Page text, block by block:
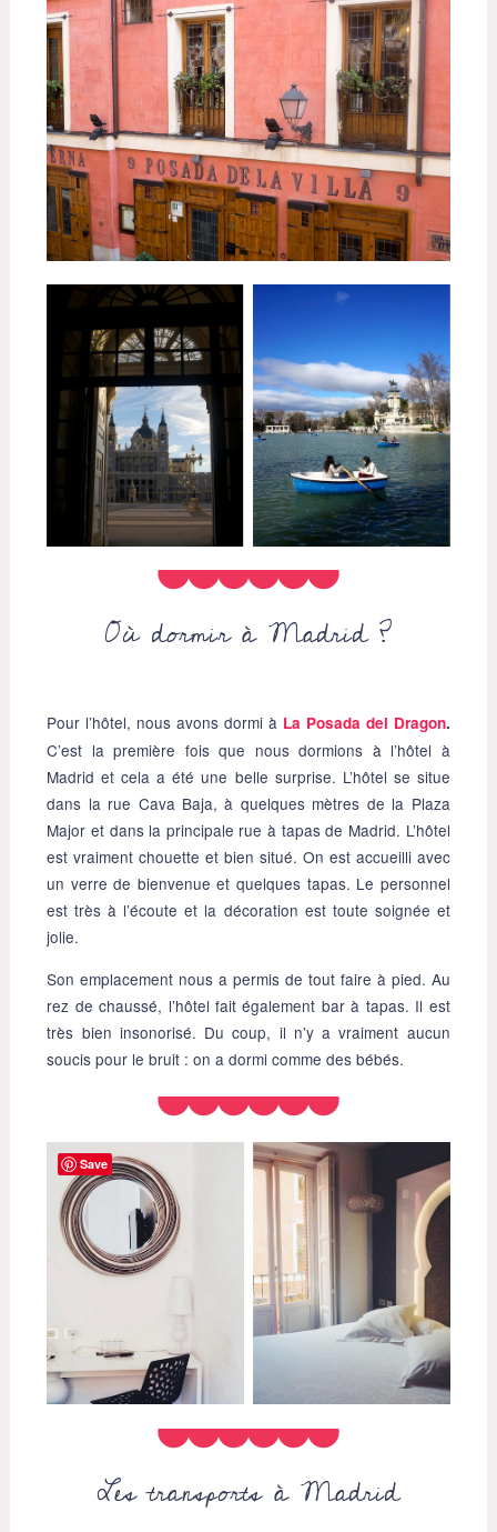
Où dormir à Madrid ?
Pour l’hôtel, nous avons dormi à La Posada del Dragon.
C’est la première fois que nous dormions à l’hôtel à
Madrid et cela a été une belle surprise. L’hôtel se situe
dans la rue Cava Baja, à quelques mètres de la Plaza
Major et dans la principale rue à tapas de Madrid. L’hôtel
est vraiment chouette et bien situé. On est accueilli avec
un verre de bienvenue et quelques tapas. Le personnel
est très à l’écoute et la décoration est toute soignée et
jolie.
Son emplacement nous a permis de tout faire à pied. Au
rez de chaussé, l’hôtel fait également bar à tapas. Il est
très bien insonorisé. Du coup, il n’y a vraiment aucun
soucis pour le bruit : on a dormi comme des bébés.
Les transports à Madrid
Save